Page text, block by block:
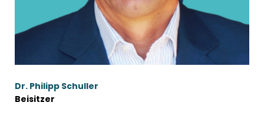
Dr. Philipp Schuller
Beisitzer